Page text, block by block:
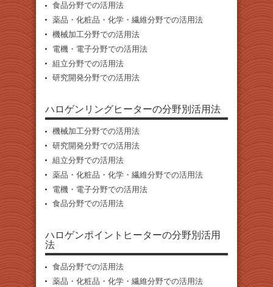
食品分野での活用法
薬品・化粧品・化学・繊維分野での活用法
機械加工分野での活用法
電機・電子分野での活用法
組立分野での活用法
研究開発分野での活用法
ハロゲンリングヒーターの分野別活用法
機械加工分野での活用法
研究開発分野での活用法
組立分野での活用法
薬品・化粧品・化学・繊維分野での活用法
電機・電子分野での活用法
食品分野での活用法
ハロゲンポイントヒーターの分野別活用
法
食品分野での活用法
薬品・化粧品・化学・繊維分野での活用法